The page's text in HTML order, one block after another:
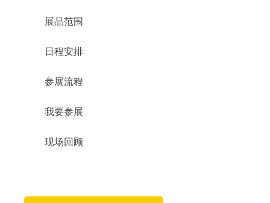
展品范围
日程安排
参展流程
我要参展
现场回顾